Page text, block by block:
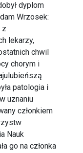
dyplom
Wrzosek:
z
lekarzy,
chwil
chorym i
patologia i
uznaniu
członkiem
Nauk
go na członka